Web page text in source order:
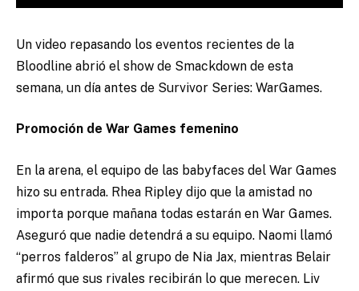
Un video repasando los eventos recientes de la
Bloodline abrió el show de Smackdown de esta
semana, un día antes de Survivor Series: WarGames.
Promoción de War Games femenino
En la arena, el equipo de las babyfaces del War Games
hizo su entrada. Rhea Ripley dijo que la amistad no
importa porque mañana todas estarán en War Games.
Aseguró que nadie detendrá a su equipo. Naomi llamó
“perros falderos” al grupo de Nia Jax, mientras Belair
afirmó que sus rivales recibirán lo que merecen. Liv